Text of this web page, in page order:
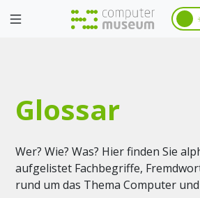
Glossar
Wer? Wie? Was? Hier finden Sie
aufgelistet Fachbegriffe,
rund um das Thema Computer und